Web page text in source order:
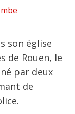
son église
de Rouen, le
par deux
de